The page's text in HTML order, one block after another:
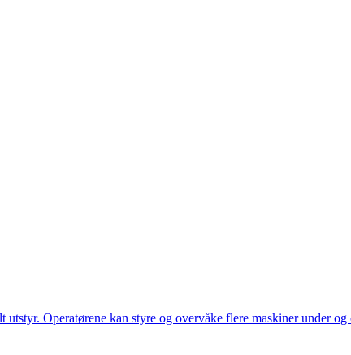
Operatørene kan styre og overvåke flere maskiner under